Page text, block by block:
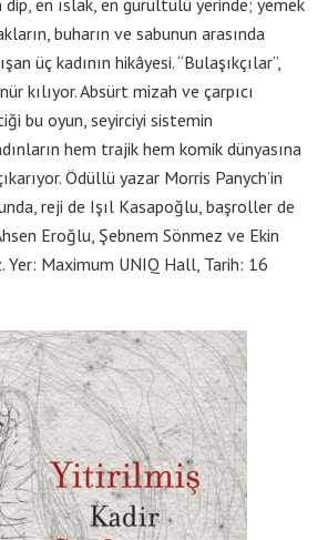
dip, en ıslak, en gürültülü yerinde; yemek
buharın ve sabunun arasında
üç kadının hikâyesi. “Bulaşıkçılar”,
kılıyor. Absürt mizah ve çarpıcı
bu oyun, seyirciyi sistemin
hem trajik hem komik dünyasına
Ödüllü yazar Morris Panych’in
reji de Işıl Kasapoğlu, başroller de
Eroğlu, Şebnem Sönmez ve Ekin
Yer: Maximum UNIQ Hall, Tarih: 16